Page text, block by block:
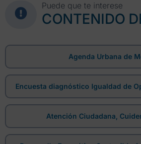
Puede que te interese
CONTENIDO
Agenda Urbana de
Encuesta diagnóstico Igualdad de
Atención Ciudadana,